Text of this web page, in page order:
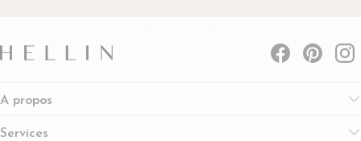
A propos
Services